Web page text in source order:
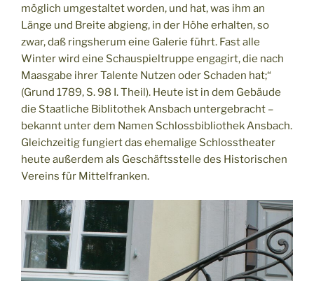
möglich umgestaltet worden, und hat, was ihm an
Länge und Breite abgieng, in der Höhe erhalten, so
zwar, daß ringsherum eine Galerie führt. Fast alle
Winter wird eine Schauspieltruppe engagirt, die nach
Maasgabe ihrer Talente Nutzen oder Schaden hat;“
(Grund 1789, S. 98 I. Theil). Heute ist in dem Gebäude
die Staatliche Biblitothek Ansbach untergebracht –
bekannt unter dem Namen Schlossbibliothek Ansbach.
Gleichzeitig fungiert das ehemalige Schlosstheater
heute außerdem als Geschäftsstelle des Historischen
Vereins für Mittelfranken.